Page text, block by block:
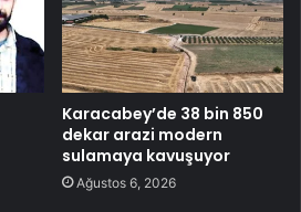
Karacabey’de 38 bin 850
dekar arazi modern
sulamaya kavuşuyor
Ağustos 6, 2026